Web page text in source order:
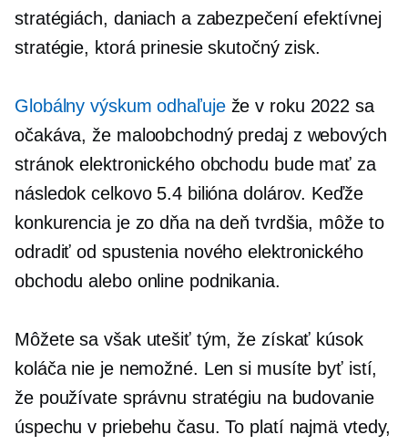
stratégiách, daniach a zabezpečení efektívnej
stratégie, ktorá prinesie skutočný zisk.
Globálny výskum odhaľuježe v roku 2022 sa
očakáva, že maloobchodný predaj z webových
stránok elektronického obchodu bude mať za
následok celkovo 5.4 bilióna dolárov. Keďže
konkurencia je zo dňa na deň tvrdšia, môže to
odradiť od spustenia nového elektronického
obchodu alebo online podnikania.
Môžete sa však utešiť tým, že získať kúsok
koláča nie je nemožné. Len si musíte byť istí,
že používate správnu stratégiu na budovanie
úspechu v priebehu času. To platí najmä vtedy,